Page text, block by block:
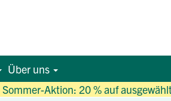
Sommer-Aktion: 20 % auf
Über uns